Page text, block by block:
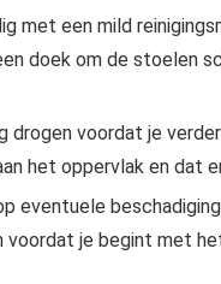
met een mild
doek om de stoelen
drogen voordat je
het oppervlak en dat
eventuele
voordat je begint met